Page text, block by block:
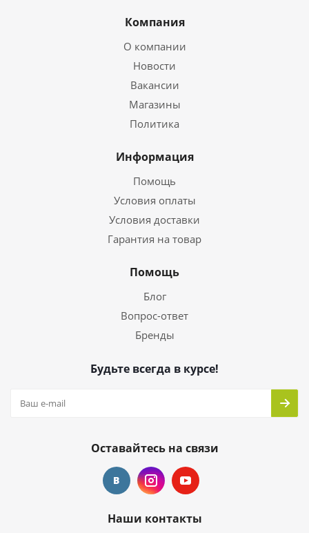
Компания
О компании
Новости
Вакансии
Магазины
Политика
Информация
Помощь
Условия оплаты
Условия доставки
Гарантия на товар
Помощь
Блог
Вопрос-ответ
Бренды
Будьте всегда в курсе!
Оставайтесь на связи
Наши контакты